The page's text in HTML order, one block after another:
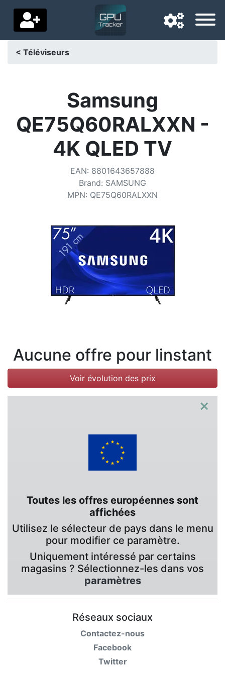
Pays de livraison
Accueil
Conditions
< Téléviseurs
Samsung
QE75Q60RALXXN -
4K QLED TV
EAN: 8801643657888
Brand: SAMSUNG
MPN: QE75Q60RALXXN
Aucune offre pour linstant
Voir évolution des prix
×
Toutes les offres européennes sont
affichées
Utilisez le sélecteur de pays dans le menu
pour modifier ce paramètre.
Uniquement intéressé par certains
magasins ? Sélectionnez-les dans vos
paramètres
Réseaux sociaux
Contactez-nous
Facebook
Twitter